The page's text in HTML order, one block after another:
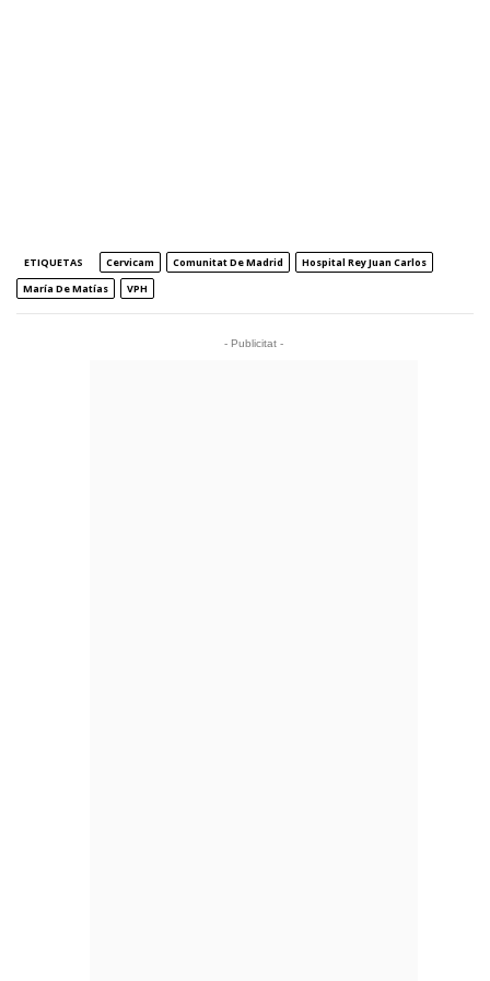
ETIQUETAS Cervicam Comunitat De Madrid
Hospital Rey Juan Carlos
María De Matías
VPH
- Publicitat -